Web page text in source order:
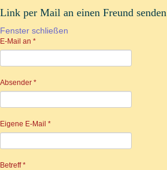
Link per Mail an einen Freund senden
Fenster schließen
E-Mail an *
Absender *
Eigene E-Mail *
Betreff*